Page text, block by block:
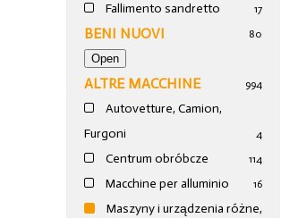
Fallimento sandretto 17
BENI NUOVI 80
ALTRE MACCHINE 994
Autovetture, Camion,
Furgoni
4
Centrum obróbcze 114
Macchine per alluminio 16
Maszyny i urządzenia różne,